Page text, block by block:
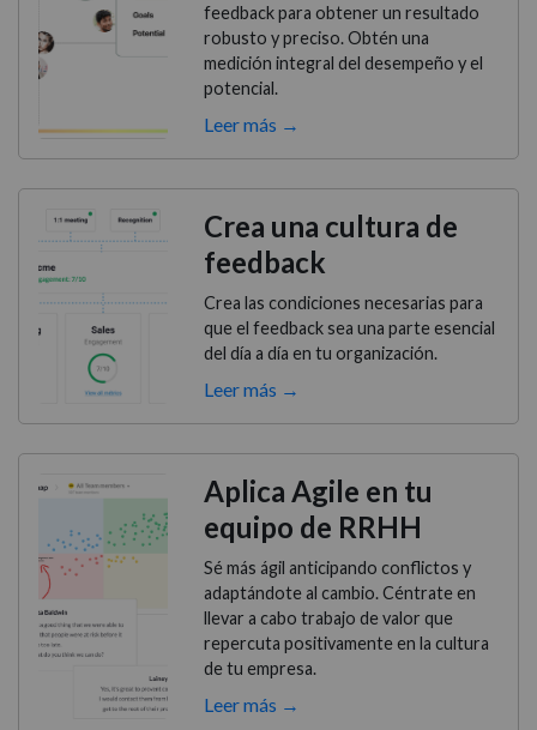
feedback para obtener un resultado
robusto y preciso. Obtén una
medición integral del desempeño y el
potencial.
Leer más →
Crea una cultura de
feedback
Crea las condiciones necesarias para
que el feedback sea una parte esencial
del día a día en tu organización.
Leer más →
Aplica Agile en tu
equipo de RRHH
Sé más ágil anticipando conflictos y
adaptándote al cambio. Céntrate en
llevar a cabo trabajo de valor que
repercuta positivamente en la cultura
de tu empresa.
Leer más →